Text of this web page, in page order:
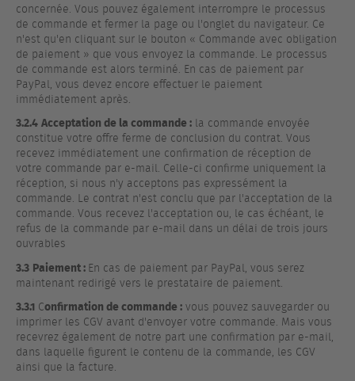
concernée. Vous pouvez également interrompre le processus
de commande et fermer la page ou l'onglet du navigateur. Ce
n'est qu'en cliquant sur le bouton « Commande avec obligation
de paiement » que vous envoyez la commande. Le processus
de commande est alors terminé. En cas de paiement par
PayPal, vous devez encore effectuer le paiement
immédiatement après.
3.2.4Acceptation de la commande : la commande envoyée
constitue votre offre ferme de conclusion du contrat. Vous
recevez immédiatement une confirmation de réception de
votre commande par e-mail. Celle-ci confirme uniquement la
réception, si nous n'y acceptons pas expressément la
commande. Le contrat n'est conclu que par l'acceptation de la
commande. Vous recevez l'acceptation ou, le cas échéant, le
refus de la commande par e-mail dans un délai de trois jours
ouvrables
3.3 Paiement : En cas de paiement par PayPal, vous serez
maintenant redirigé vers le prestataire de paiement.
3.3.1 Confirmation de commande : vous pouvez sauvegarder ou
imprimer les CGV avant d'envoyer votre commande. Mais vous
recevrez également de notre part une confirmation par e-mail,
dans laquelle figurent le contenu de la commande, les CGV
ainsi que la facture.